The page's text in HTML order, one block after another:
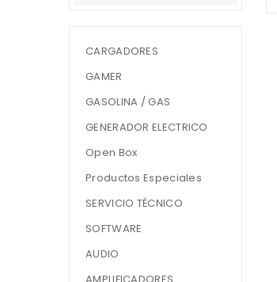
CARGADORES
GAMER
GASOLINA / GAS
GENERADOR ELECTRICO
Open Box
Productos Especiales
SERVICIO TÉCNICO
SOFTWARE
AUDIO